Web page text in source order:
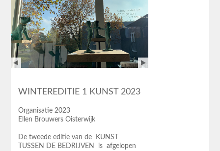
WINTEREDITIE 1 KUNST 2023
Organisatie 2023
Ellen Brouwers Oisterwijk
De tweede editie van de KUNST
TUSSEN DE BEDRIJVEN is afgelopen